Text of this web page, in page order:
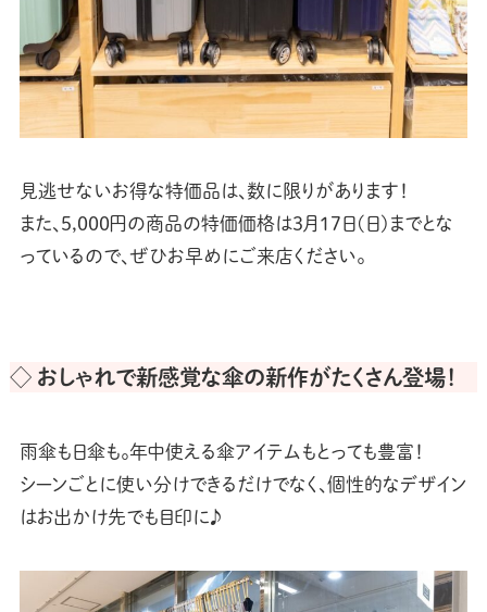
見逃せないお得な特価品は、数に限りがあります！
また、5,000円の商品の特価価格は3月17日(日)までとな
っているので、ぜひお早めにご来店ください。
◇ おしゃれで新感覚な傘の新作がたくさん登場！
雨傘も日傘も。年中使える傘アイテムもとっても豊富！
シーンごとに使い分けできるだけでなく、個性的なデザイン
はお出かけ先でも目印に♪